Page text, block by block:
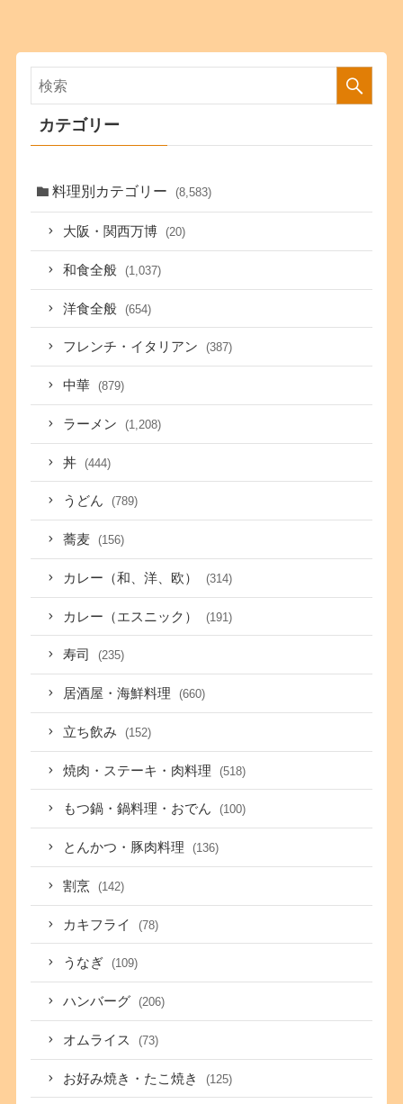
カテゴリー
料理別カテゴリー (8,583)
大阪・関西万博 (20)
和食全般 (1,037)
洋食全般 (654)
フレンチ・イタリアン (387)
中華 (879)
ラーメン (1,208)
丼 (444)
うどん (789)
蕎麦 (156)
カレー（和、洋、欧） (314)
カレー（エスニック） (191)
寿司 (235)
居酒屋・海鮮料理 (660)
立ち飲み (152)
焼肉・ステーキ・肉料理 (518)
もつ鍋・鍋料理・おでん (100)
とんかつ・豚肉料理 (136)
割烹 (142)
カキフライ (78)
うなぎ (109)
ハンバーグ (206)
オムライス (73)
お好み焼き・たこ焼き (125)